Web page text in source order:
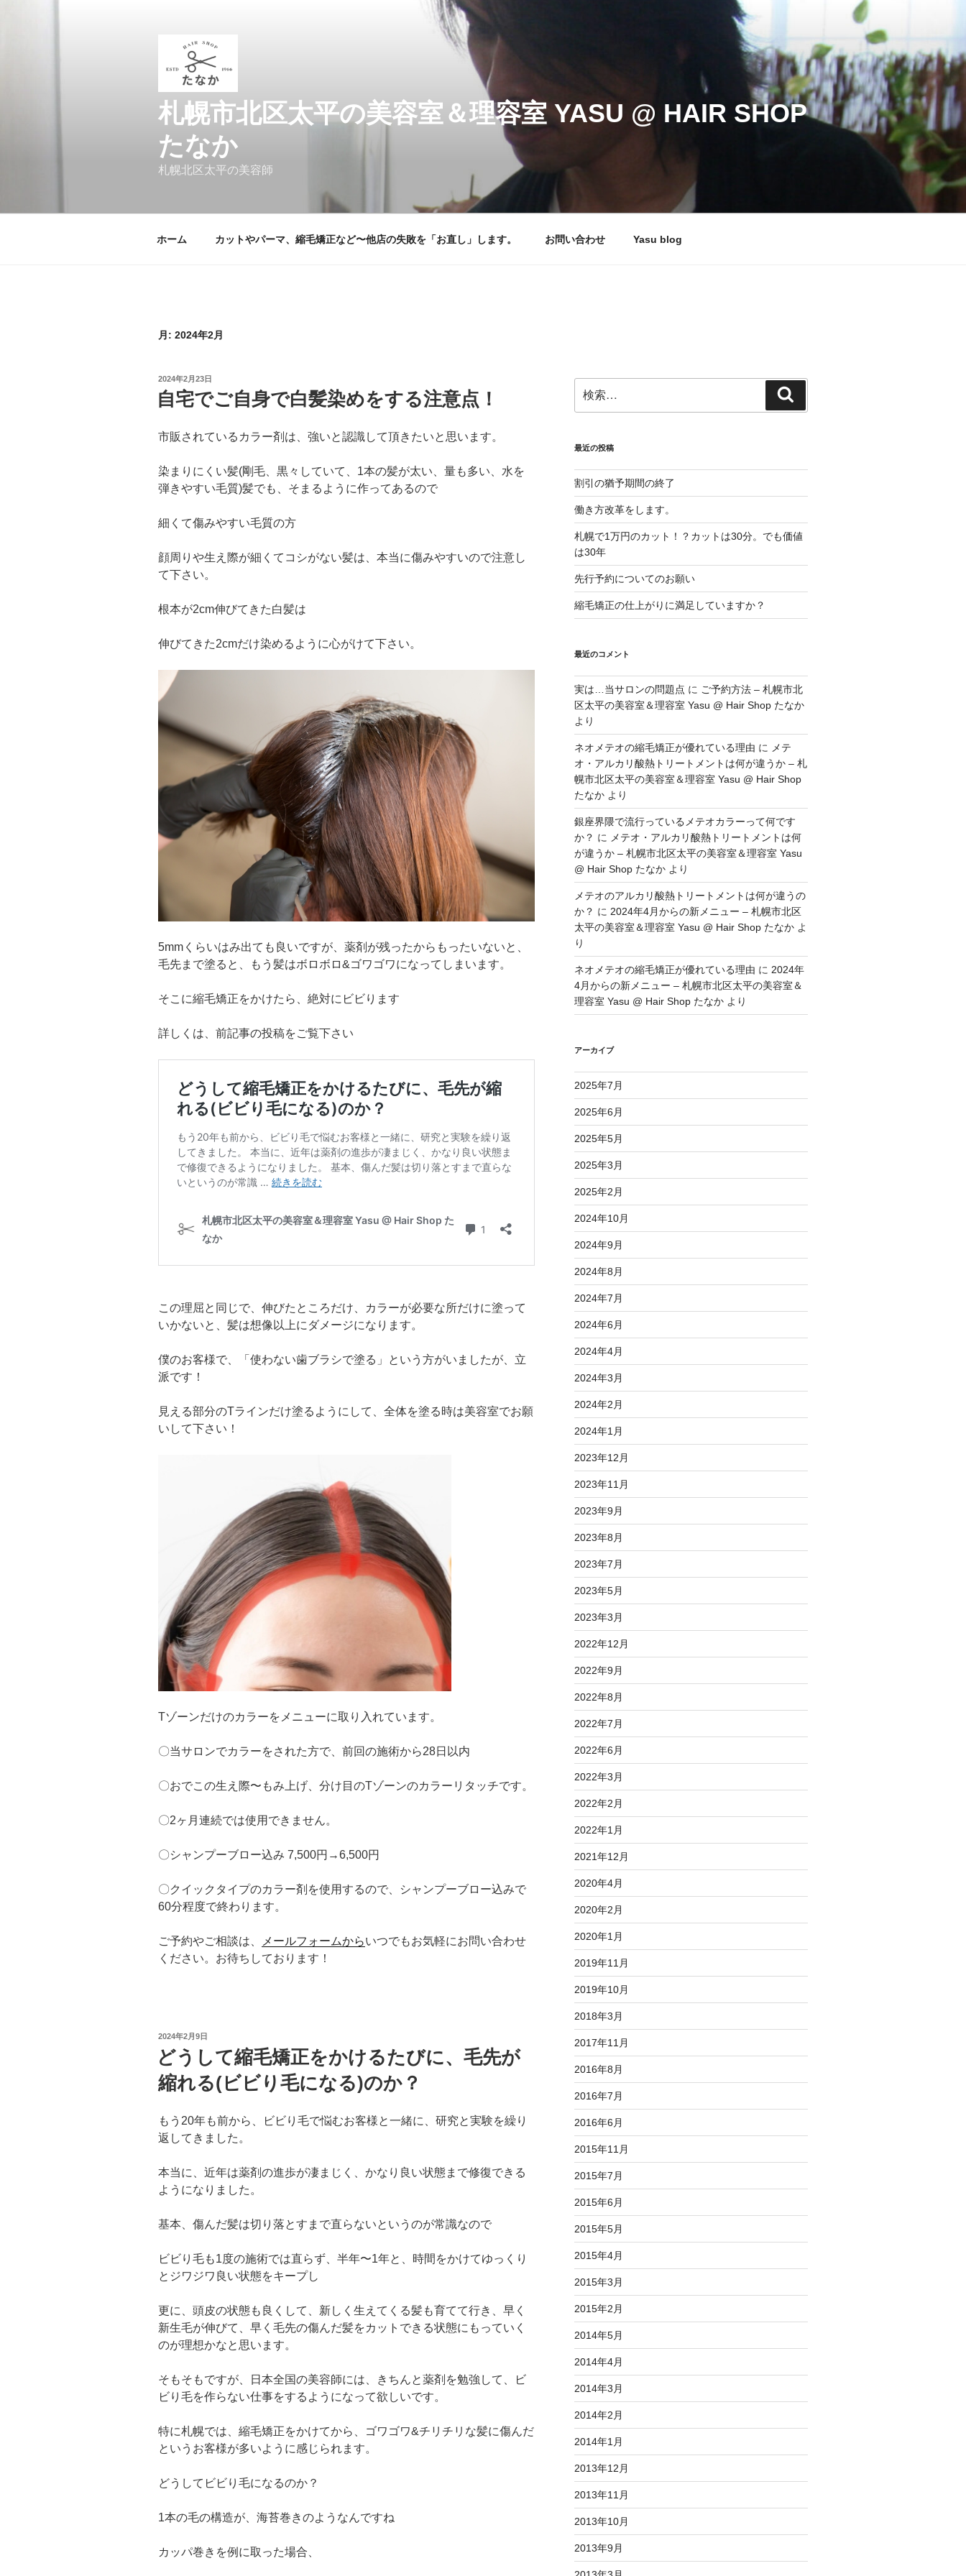
札幌市北区太平の美容室＆理容室 YASU @ HAIR SHOP
たなか
札幌北区太平の美容師
ホーム カットやパーマ、縮毛矯正など〜他店の失敗を「お直し」します。 お問い合わせ Yasu blog
月: 2024年2月
投
稿
日:
2024年2月23日
自宅でご自身で白髪染めをする注意点！
市販されているカラー剤は、強いと認識して頂きたいと思います。
染まりにくい髪(剛毛、黒々していて、1本の髪が太い、量も多い、水を
弾きやすい毛質)髪でも、そまるように作ってあるので
細くて傷みやすい毛質の方
顔周りや生え際が細くてコシがない髪は、本当に傷みやすいので注意し
て下さい。
根本が2cm伸びてきた白髪は
伸びてきた2cmだけ染めるように心がけて下さい。
5mmくらいはみ出ても良いですが、薬剤が残ったからもったいないと、
毛先まで塗ると、もう髪はボロボロ&ゴワゴワになってしまいます。
そこに縮毛矯正をかけたら、絶対にビビります
詳しくは、前記事の投稿をご覧下さい
この理屈と同じで、伸びたところだけ、カラーが必要な所だけに塗って
いかないと、髪は想像以上にダメージになります。
僕のお客様で、「使わない歯ブラシで塗る」という方がいましたが、立
派です！
見える部分のTラインだけ塗るようにして、全体を塗る時は美容室でお願
いして下さい！
Tゾーンだけのカラーをメニューに取り入れています。
〇当サロンでカラーをされた方で、前回の施術から28日以内
〇おでこの生え際〜もみ上げ、分け目のTゾーンのカラーリタッチです。
〇2ヶ月連続では使用できません。
〇シャンプーブロー込み 7,500円→6,500円
〇クイックタイプのカラー剤を使用するので、シャンプーブロー込みで
60分程度で終わります。
ご予約やご相談は、 メールフォームからいつでもお気軽にお問い合わせ
ください。お待ちしております！
投
日:
2024年2月9日
どうして縮毛矯正をかけるたびに、毛先が
縮れる(ビビり毛になる)のか？
もう20年も前から、ビビり毛で悩むお客様と一緒に、研究と実験を繰り
返してきました。
本当に、近年は薬剤の進歩が凄まじく、かなり良い状態まで修復できる
ようになりました。
基本、傷んだ髪は切り落とすまで直らないというのが常識なので
ビビり毛も1度の施術では直らず、半年〜1年と、時間をかけてゆっくり
とジワジワ良い状態をキープし
更に、頭皮の状態も良くして、新しく生えてくる髪も育てて行き、早く
新生毛が伸びて、早く毛先の傷んだ髪をカットできる状態にもっていく
のが理想かなと思います。
そもそもですが、日本全国の美容師には、きちんと薬剤を勉強して、ビ
ビり毛を作らない仕事をするようになって欲しいです。
特に札幌では、縮毛矯正をかけてから、ゴワゴワ&チリチリな髪に傷んだ
というお客様が多いように感じられます。
どうしてビビり毛になるのか？
1本の毛の構造が、海苔巻きのようなんですね
カッパ巻きを例に取った場合、
索:
索
最近の投稿
割引の猶予期間の終了
働き方改革をします。
札幌で1万円のカット！？カットは30分。でも価値
は30年
先行予約についてのお願い
縮毛矯正の仕上がりに満足していますか？
最近のコメント
実は…当サロンの問題点 に ご予約方法 – 札幌市北
区太平の美容室＆理容室 Yasu @ Hair Shop たなか
より
ネオメテオの縮毛矯正が優れている理由 に
メテ
オ・アルカリ酸熱トリートメントは何が違うか – 札
幌市北区太平の美容室＆理容室 Yasu @ Hair Shop
たなかより
銀座界隈で流行っているメテオカラーって何です
か？ に
メテオ・アルカリ酸熱トリートメントは何
が違うか – 札幌市北区太平の美容室＆理容室 Yasu
@ Hair Shop たなかより
メテオのアルカリ酸熱トリートメントは何が違うの
か？ に 2024年4月からの新メニュー – 札幌市北区
太平の美容室＆理容室 Yasu @ Hair Shop たなかよ
り
ネオメテオの縮毛矯正が優れている理由 に 2024年
4月からの新メニュー – 札幌市北区太平の美容室＆
理容室 Yasu @ Hair Shop たなかより
アーカイブ
2025年7月
2025年6月
2025年5月
2025年3月
2025年2月
2024年10月
2024年9月
2024年8月
2024年7月
2024年6月
2024年4月
2024年3月
2024年2月
2024年1月
2023年12月
2023年11月
2023年9月
2023年8月
2023年7月
2023年5月
2023年3月
2022年12月
2022年9月
2022年8月
2022年7月
2022年6月
2022年3月
2022年2月
2022年1月
2021年12月
2020年4月
2020年2月
2020年1月
2019年11月
2019年10月
2018年3月
2017年11月
2016年8月
2016年7月
2016年6月
2015年11月
2015年7月
2015年6月
2015年5月
2015年4月
2015年3月
2015年2月
2014年5月
2014年4月
2014年3月
2014年2月
2014年1月
2013年12月
2013年11月
2013年10月
2013年9月